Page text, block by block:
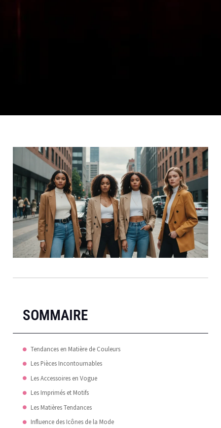
SOMMAIRE
Tendances en Matière de Couleurs
Les Pièces Incontournables
Les Accessoires en Vogue
Les Imprimés et Motifs
Les Matières Tendances
Influence des Icônes de la Mode